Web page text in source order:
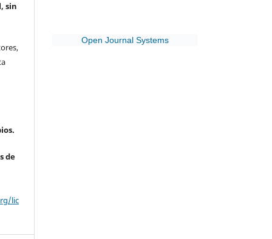
sin
de
lic
Open Journal Systems